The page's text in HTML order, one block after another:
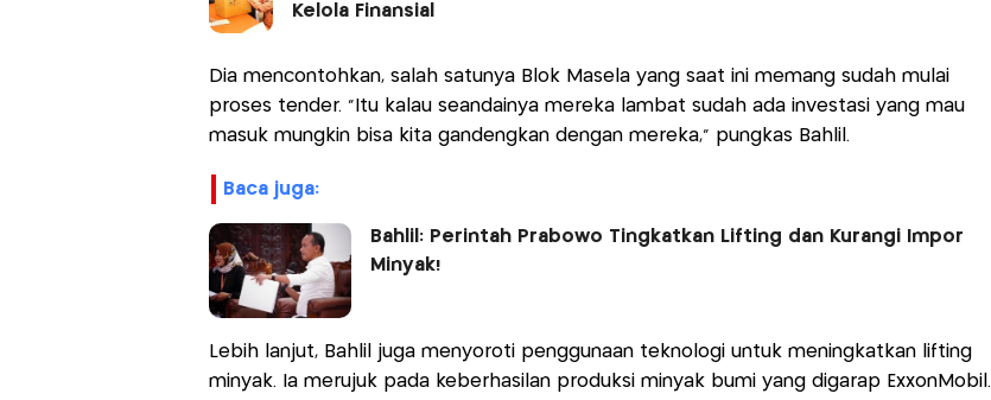
Kelola Finansial
Dia mencontohkan, salah satunya Blok Masela yang saat ini memang sudah mulai
proses tender. "Itu kalau seandainya mereka lambat sudah ada investasi yang mau
masuk mungkin bisa kita gandengkan dengan mereka," pungkas Bahlil.
baca juga:
Bahlil: Perintah Prabowo Tingkatkan Lifting dan Kurangi Impor
Minyak!
Lebih lanjut, Bahlil juga menyoroti penggunaan teknologi untuk meningkatkan lifting
minyak. Ia merujuk pada keberhasilan produksi minyak bumi yang digarap ExxonMobil.